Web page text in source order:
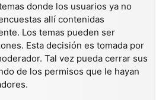
donde los usuarios ya no
allí contenidas
Los temas pueden ser
Esta decisión es tomada por
Tal vez pueda cerrar sus
de los permisos que le hayan